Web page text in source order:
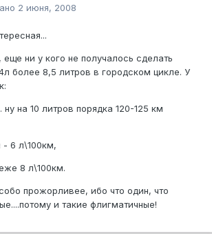
2 июня, 2008
ни у кого не получалось сделать
более 8,5 литров в городском цикле. У
на 10 литров порядка 120-125 км
- 6 л\100км,
8 л\100км.
прожорливее, ибо что один, что
и такие флигматичные!